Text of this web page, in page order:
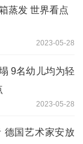
蒸发 世界看点
2023-05-28
9名幼儿均为轻
2023-05-28
德国艺术家安放